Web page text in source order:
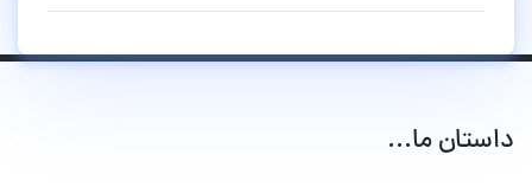
داستان ما...